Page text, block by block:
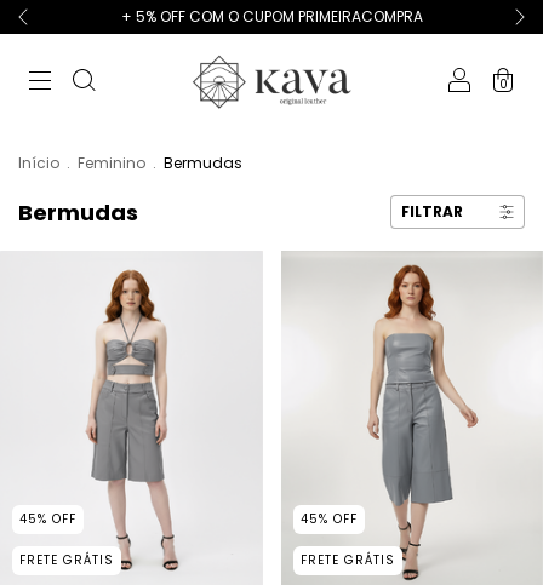
+ 5% OFF COM O CUPOM PRIMEIRACOMPRA
0
Início . Feminino . Bermudas
Bermudas FILTRAR
45% OFF
FRETE GRÁTIS
45% OFF
FRETE GRÁTIS